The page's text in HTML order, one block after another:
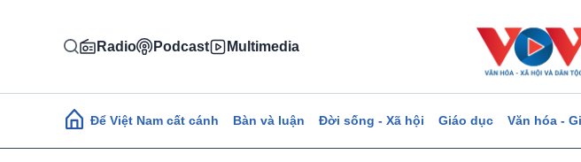
Radio Podcast Multimedia
Main navigation
Để Việt Nam cất cánh Bàn và luận Đời sống - Xã hội Giáo dục Văn hóa -